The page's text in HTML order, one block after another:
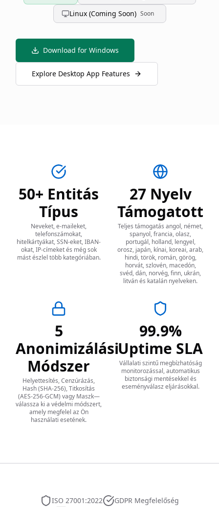
Linux (Coming Soon) Soon
Download for Windows
Explore Desktop App Features
50+ Entitás
Típus
Neveket, e-maileket,
telefonszámokat,
hitelkártyákat, SSN-eket, IBAN-
okat, IP-címeket és még sok
mást észlel több kategóriában.
27 Nyelv
Támogatott
Teljes támogatás angol, német,
spanyol, francia, olasz,
portugál, holland, lengyel,
orosz, japán, kínai, koreai, arab,
hindi, török, román, görög,
horvát, szlovén, macedón,
svéd, dán, norvég, finn, ukrán,
litván és katalán nyelveken.
5
Anonimizálási
Módszer
Helyettesítés, Cenzúrázás,
Hash (SHA-256), Titkosítás
(AES-256-GCM) vagy Maszk—
válassza ki a védelmi módszert,
amely megfelel az Ön
használati esetének.
99.9%
Uptime SLA
Vállalati szintű megbízhatóság
monitorozással, automatikus
biztonsági mentésekkel és
eseményválasz eljárásokkal.
ISO 27001:2022
GDPR Megfelelőség